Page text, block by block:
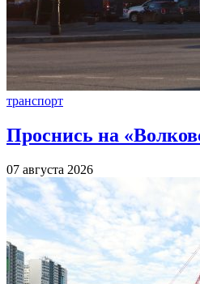
транспорт
Проснись на
07 августа 2026